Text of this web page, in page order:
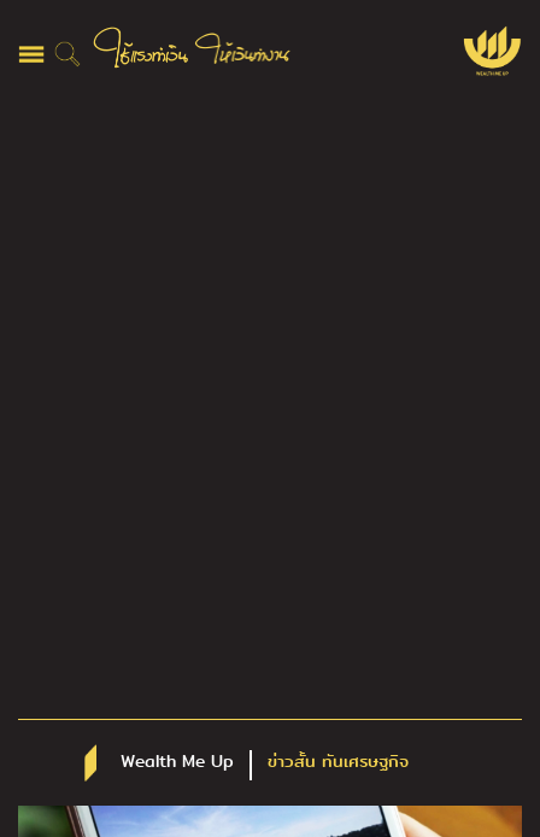
Wealth Me Up ข่าวสั้น ทันเศรษฐกิจ